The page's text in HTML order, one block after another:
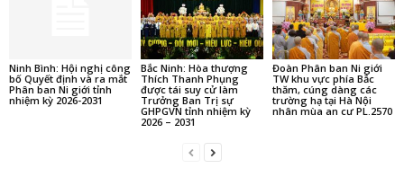
Ninh Bình: Hội nghị công
bố Quyết định và ra mắt
Phân ban Ni giới tỉnh
nhiệm kỳ 2026-2031
Bắc Ninh: Hòa thượng
Thích Thanh Phụng
được tái suy cử làm
Trưởng Ban Trị sự
GHPGVN tỉnh nhiệm kỳ
2026 – 2031
Đoàn Phân ban Ni giới
TW khu vực phía Bắc
thăm, cúng dàng các
trường hạ tại Hà Nội
nhân mùa an cư PL.2570